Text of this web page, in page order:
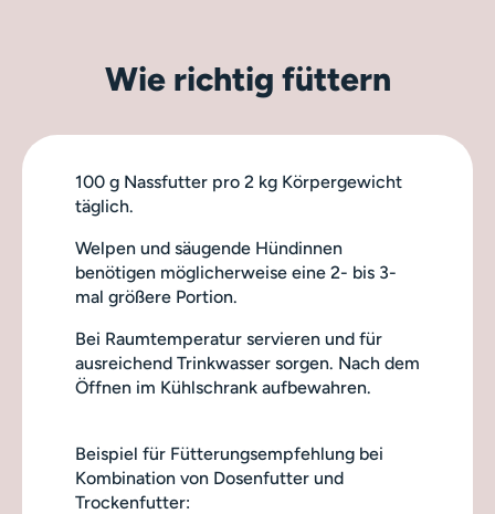
Wie richtig füttern
100 g Nassfutter pro 2 kg Körpergewicht
täglich.
Welpen und säugende Hündinnen
benötigen möglicherweise eine 2- bis 3-
mal größere Portion.
Bei Raumtemperatur servieren und für
ausreichend Trinkwasser sorgen. Nach dem
Öffnen im Kühlschrank aufbewahren.
Beispiel für Fütterungsempfehlung bei
Kombination von Dosenfutter und
Trockenfutter: